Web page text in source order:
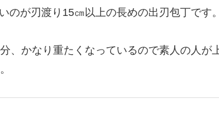
が刃渡り15㎝以上の長めの出刃包丁です
、かなり重たくなっているので素人の人が